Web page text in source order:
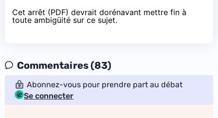
Cet arrêt (PDF) devrait dorénavant mettre fin à
toute ambigüité sur ce sujet.
Commentaires (83)
Abonnez-vous pour prendre part au débat
Se connecter